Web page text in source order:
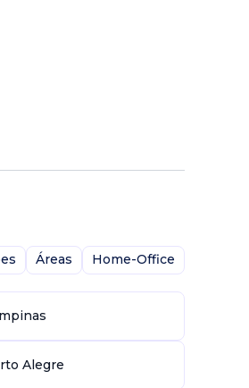
Áreas Home-Office
Alegre